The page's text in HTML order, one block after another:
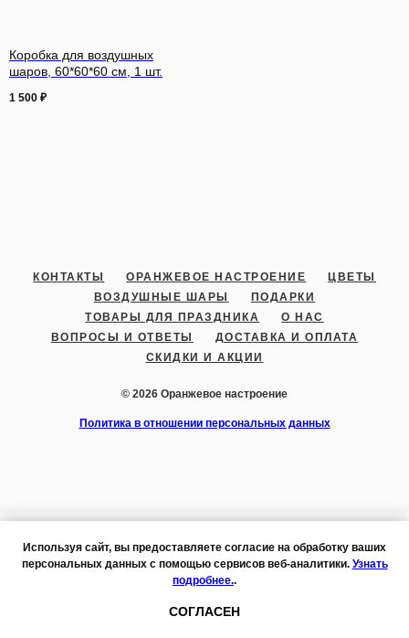
Коробка для воздушных
шаров, 60*60*60 см, 1 шт.
1 500 ₽
КОНТАКТЫ ОРАНЖЕВОЕ НАСТРОЕНИЕ
ЦВЕТЫ
ВОЗДУШНЫЕ ШАРЫ
ПОДАРКИ
ТОВАРЫ ДЛЯ ПРАЗДНИКА
О НАС
ВОПРОСЫ И ОТВЕТЫ
ДОСТАВКА И ОПЛАТА
СКИДКИ И АКЦИИ
© 2026 Оранжевое настроение
Политика в отношении персональных данных
Используя сайт, вы предоставляете согласие на обработку ваших
персональных данных с помощью сервисов веб-аналитики. Узнать
подробнее..
СОГЛАСЕН
Made on Tilda